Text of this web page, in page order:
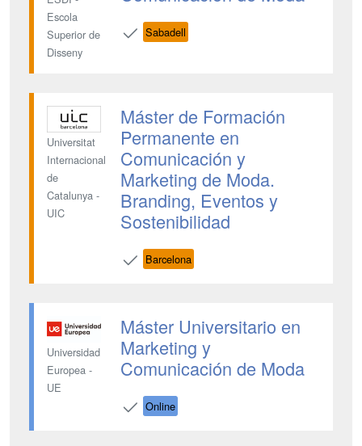
Escola
Superior de
Disseny
Sabadell
Universitat
Internacional
de
Catalunya -
UIC
Máster de Formación
Permanente en
Comunicación y
Marketing de Moda.
Branding, Eventos y
Sostenibilidad
Barcelona
Universidad
Europea -
UE
Máster Universitario en
Marketing y
Comunicación de Moda
Online